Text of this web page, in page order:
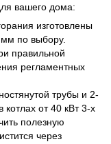
вашего дома:
изготовлены
по выбору.
правильной
регламентных
трубы и 2-
от 40 кВт 3-х
полезную
через